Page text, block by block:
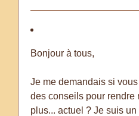
Bonjour à tous,
Je me demandais si
des conseils pour rendre
plus... actuel ? Je suis